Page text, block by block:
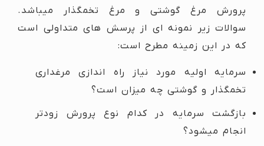
پرورش مرغ گوشتی و مرغ تخمگذار میباشد.
سوالات زیر نمونه ای از پرسش های متداولی است
که در این زمینه مطرح است:
سرمایه اولیه مورد نیاز راه اندازی مرغداری
تخمگذار و گوشتی چه میزان است؟
بازگشت سرمایه در کدام نوع پرورش زودتر
انجام میشود؟